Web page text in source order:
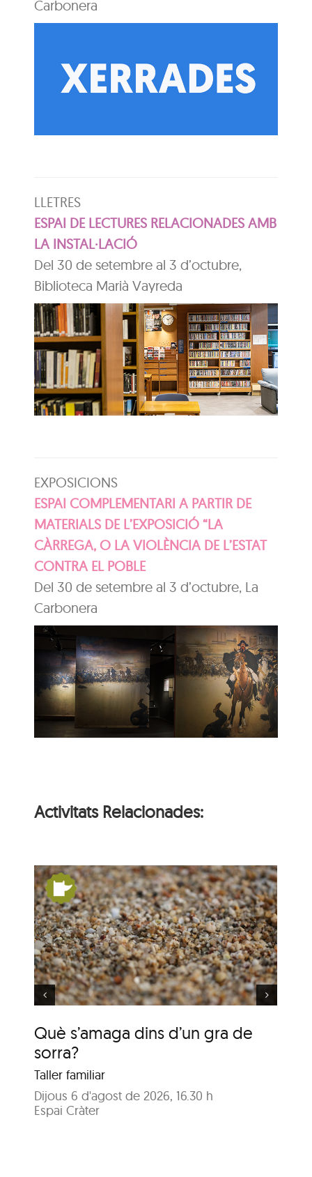
Carbonera
LLETRES
ESPAI DE LECTURES RELACIONADES AMB
LA INSTAL·LACIÓ
Del 30 de setembre al 3 d’octubre,
Biblioteca Marià Vayreda
EXPOSICIONS
ESPAI COMPLEMENTARI A PARTIR DE
MATERIALS DE L’EXPOSICIÓ “LA
CÀRREGA, O LA VIOLÈNCIA DE L’ESTAT
CONTRA EL POBLE
Del 30 de setembre al 3 d’octubre, La
Carbonera
Activitats Relacionades:
Què s’amaga dins d’un gra de
sorra?
Taller familiar
Dijous 6 d'agost de 2026, 16.30 h
Espai Cràter
De Pangea a nosaltres:
la Terra es mou